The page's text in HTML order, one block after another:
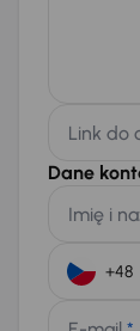
Link do
Dane
Imię i